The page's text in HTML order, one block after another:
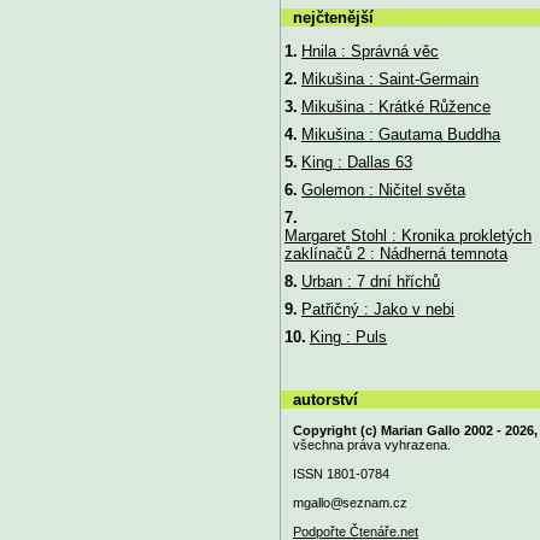
nejčtenější
1. Hnila : Správná věc
2. Mikušina : Saint-Germain
3. Mikušina : Krátké Růžence
4. Mikušina : Gautama Buddha
5. King : Dallas 63
6. Golemon : Ničitel světa
7.
Margaret Stohl : Kronika prokletých
zaklínačů 2 : Nádherná temnota
8. Urban : 7 dní hříchů
9. Patřičný : Jako v nebi
10. King : Puls
autorství
Copyright (c) Marian Gallo 2002 - 2026,
všechna práva vyhrazena.
ISSN 1801-0784
mgallo@seznam.cz
Podpořte Čtenáře.net